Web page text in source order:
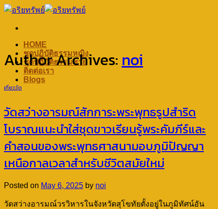
Skip
HOME
ชุดปฏิบัติธรรมหญิง
ชุดปฏิบัติธรรมชาย
ติดต่อเรา
Blogs
Author Archives:noi
เที่ยววัด
วัดสว่างอารมณ์สักการะพระพุทธรูปสำริด
โบราณแนะนำใส่ชุดขาวเรียนรู้พระคัมภีร์และ
คำสอนของพระพุทธศาสนามอบภูมิปัญญา
เหนือกาลเวลาสำหรับชีวิตสมัยใหม่
Posted on May 6, 2025 by noi
วัดสว่างอารมณ์วรวิหารในจังหวัดสุโขทัยตั้งอยู่ในภูมิทัศน์อัน